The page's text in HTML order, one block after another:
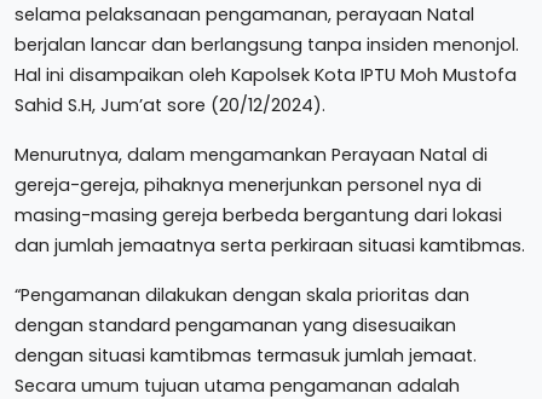
selama pelaksanaan pengamanan, perayaan Natal
berjalan lancar dan berlangsung tanpa insiden menonjol.
Hal ini disampaikan oleh Kapolsek Kota IPTU Moh Mustofa
Sahid S.H, Jum’at sore (20/12/2024).
Menurutnya, dalam mengamankan Perayaan Natal di
gereja-gereja, pihaknya menerjunkan personel nya di
masing-masing gereja berbeda bergantung dari lokasi
dan jumlah jemaatnya serta perkiraan situasi kamtibmas.
“Pengamanan dilakukan dengan skala prioritas dan
dengan standard pengamanan yang disesuaikan
dengan situasi kamtibmas termasuk jumlah jemaat.
Secara umum tujuan utama pengamanan adalah